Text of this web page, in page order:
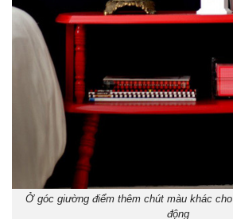
Ở góc giường điểm thêm chút màu khác cho
động